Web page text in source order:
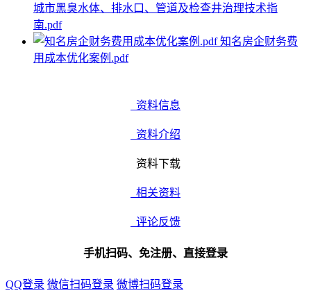
城市黑臭水体、排水口、管道及检查井治理技术指
南.pdf
知名房企财务费
用成本优化案例.pdf
资料信息
资料介绍
资料下载
相关资料
评论反馈
手机扫码、免注册、直接登录
QQ登录 微信扫码登录 微博扫码登录